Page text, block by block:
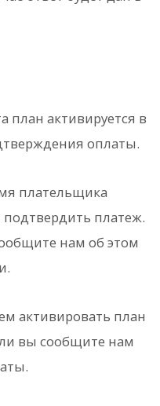
план активируется в
оплаты.
плательщика
платеж.
нам об этом
активировать план
вы сообщите нам